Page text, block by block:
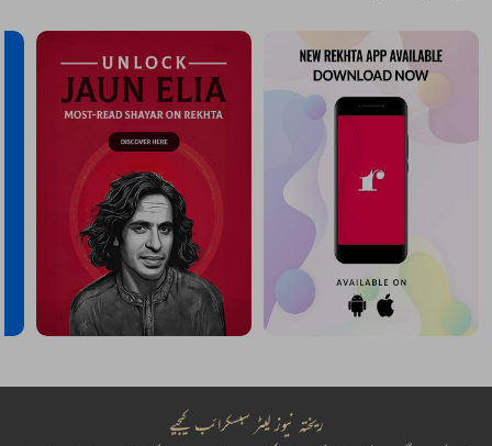
ریختہ نیوز لیٹر سبسکرائب کیجیے